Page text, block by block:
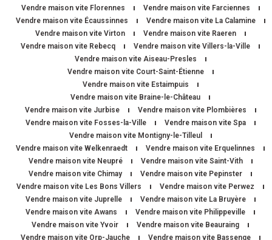
Vendre maison vite Florennes
Vendre maison vite Farciennes
Vendre maison vite Écaussinnes
Vendre maison vite La Calamine
Vendre maison vite Virton
Vendre maison vite Raeren
Vendre maison vite Rebecq
Vendre maison vite Villers-la-Ville
Vendre maison vite Aiseau-Presles
Vendre maison vite Court-Saint-Étienne
Vendre maison vite Estaimpuis
Vendre maison vite Braine-le-Château
Vendre maison vite Jurbise
Vendre maison vite Plombières
Vendre maison vite Fosses-la-Ville
Vendre maison vite Spa
Vendre maison vite Montigny-le-Tilleul
Vendre maison vite Welkenraedt
Vendre maison vite Erquelinnes
Vendre maison vite Neupré
Vendre maison vite Saint-Vith
Vendre maison vite Chimay
Vendre maison vite Pepinster
Vendre maison vite Les Bons Villers
Vendre maison vite Perwez
Vendre maison vite Juprelle
Vendre maison vite La Bruyère
Vendre maison vite Awans
Vendre maison vite Philippeville
Vendre maison vite Yvoir
Vendre maison vite Beauraing
Vendre maison vite Orp-Jauche
Vendre maison vite Bassenge